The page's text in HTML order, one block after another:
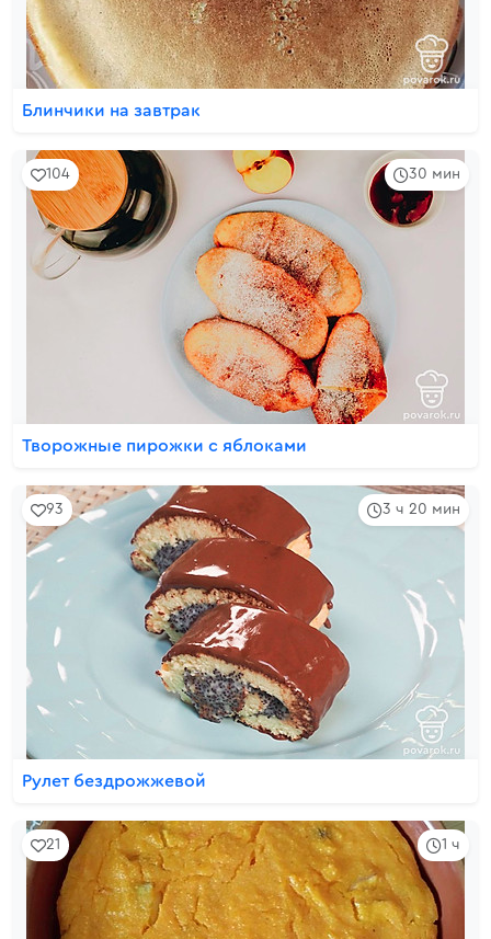
Блинчики на завтрак
30 мин
104
Творожные пирожки с яблоками
3 ч 20 мин
93
Рулет бездрожжевой
1 ч
21